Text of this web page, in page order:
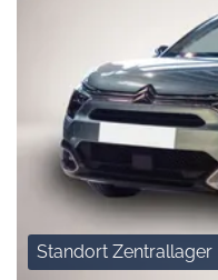
Standort Zentrallager